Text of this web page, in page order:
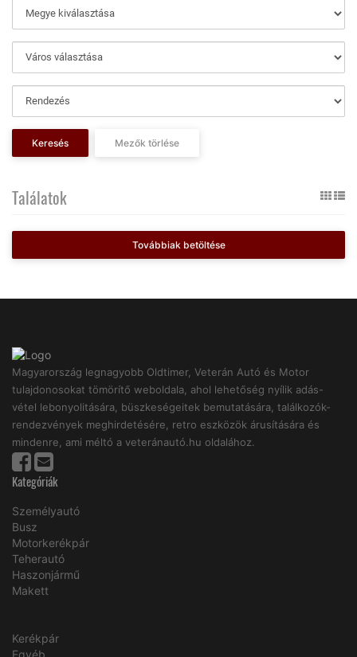
Keresés Mezők törlése
Találatok
Továbbiak betöltése
Magyarország legnagyobb Oldtimer, Veterán Autó és Motor
tulajdonosokat tömörítő weboldala, ahol lehetőség nyílik adás-
vétel lebonyolitására, büszkeségeitek bemutatására, találkozók-
rendezvények meghirdetésére, retro eszközök árusítására és
mindenre, ami méltó a veteránautó.hu oldalához.
Kategóriák
Személyautó
Busz
Motorkerékpár
Teherautó
Haszonjármű
Makett
Kerékpár
Egyéb